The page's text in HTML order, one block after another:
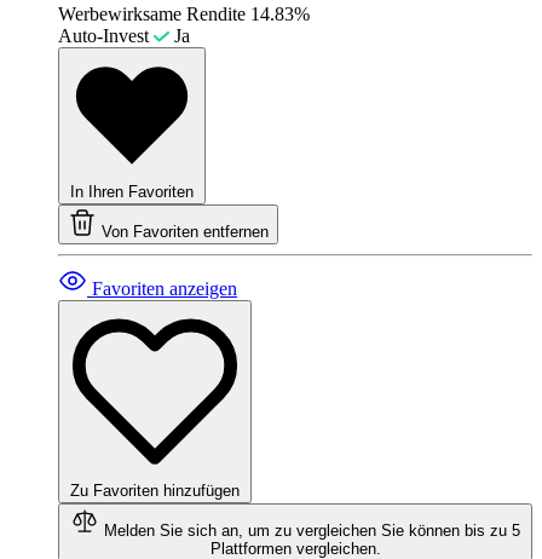
Werbewirksame Rendite 14.83%
Auto-Invest
Ja
In Ihren Favoriten
Von Favoriten entfernen
Favoriten anzeigen
Zu Favoriten hinzufügen
Melden Sie sich an, um zu vergleichen Sie können bis zu 5
Plattformen vergleichen.